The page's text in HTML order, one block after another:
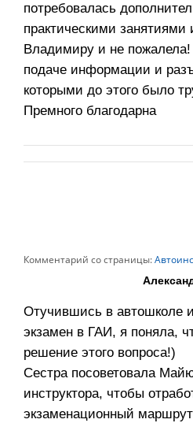
потребовалась
практическими занятиями
Владимиру и не
подаче информации и
которыми до этого было
Премного благодарна
Комментарий со страницы:
Отучившись в автошколе
экзамен в ГАИ, я поняла,
решение этого вопроса!)
Сестра посоветовала
инструктора, чтобы
экзаменационный